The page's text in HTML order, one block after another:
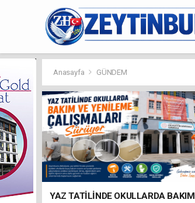
Anasayfa GÜNDEM
YAZ TATİLİNDE OKULLARDA BAKIM